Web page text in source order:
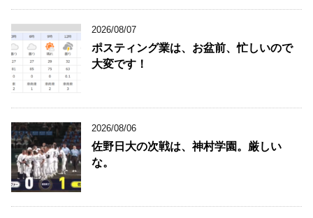
2026/08/07
ポスティング業は、お盆前、忙しいので
大変です！
2026/08/06
佐野日大の次戦は、神村学園。厳しい
な。